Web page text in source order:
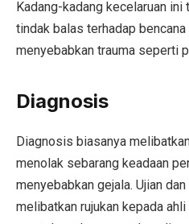
Kadang-kadang kecelaruan
tindak balas terhadap
menyebabkan trauma seperti
Diagnosis
Diagnosis biasanya
menolak sebarang keadaan
menyebabkan gejala. Ujian
melibatkan rujukan kepada